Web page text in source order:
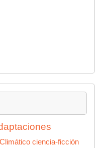
ciencia-ficción